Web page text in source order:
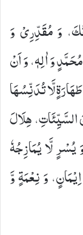
وَ مُقَدِّرِیْ وَ
وَ اٰلِهٖ، وَ اَنْ
لَّا تُدَنِّسُهَا
السَّیِّئَاتِ، هِلَالَ
لَّا یُمَازِجُهٗ
وَ نِعْمَةٍ وَّ